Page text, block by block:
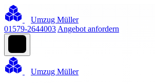
Umzug Müller
01579-2644003 Angebot anfordern
Umzug Müller